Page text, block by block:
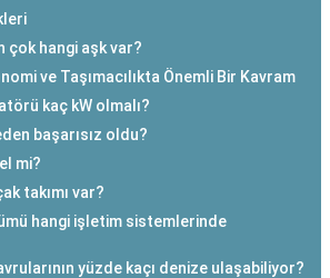
çok hangi aşk var?
ve Taşımacılıkta Önemli Bir Kavram
kaç kW olmalı?
başarısız oldu?
mi?
takımı var?
hangi işletim sistemlerinde
yüzde kaçı denize ulaşabiliyor?